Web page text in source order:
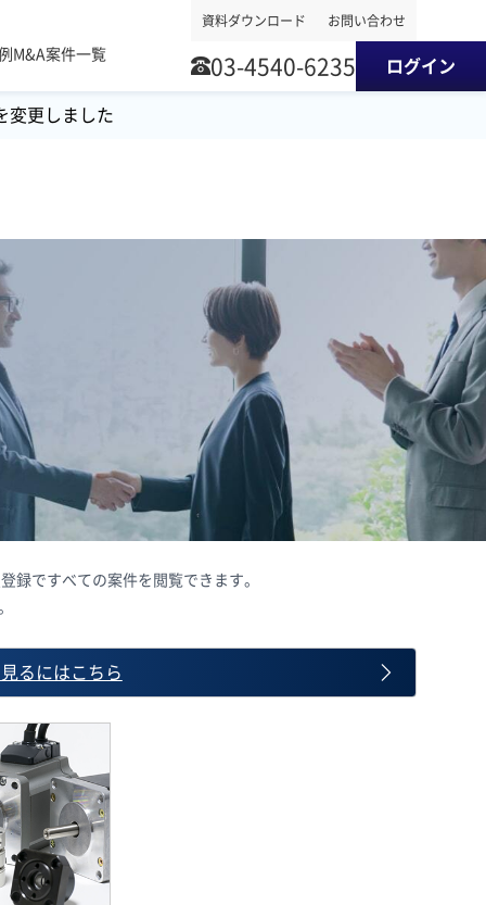
M&A案件一覧
資料ダウンロード お問い合わせ
03-4540-6235 ログイン
変更しました
録ですべての案件を閲覧できます。
るにはこちら